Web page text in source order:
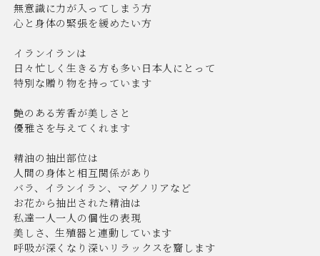
無意識に力が入ってしまう方
心と身体の緊張を緩めたい方
イランイランは
日々忙しく生きる方も多い日本人にとって
特別な贈り物を持っています
艶のある芳香が美しさと
優雅さを与えてくれます
精油の抽出部位は
人間の身体と相互関係があり
バラ、イランイラン、マグノリアなど
お花から抽出された精油は
私達一人一人の個性の表現
美しさ、生殖器と連動しています
呼吸が深くなり深いリラックスを齎します